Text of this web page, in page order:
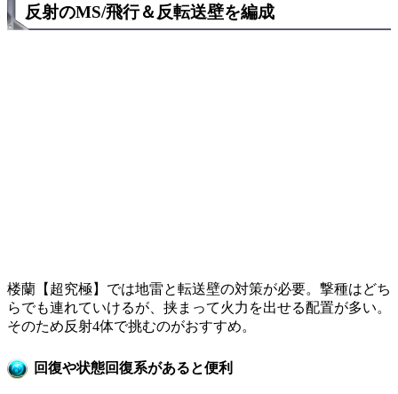
反射のMS/飛行＆反転送壁を編成
楼蘭【超究極】では地雷と転送壁の対策が必要。撃種はどち
らでも連れていけるが、挟まって火力を出せる配置が多い。
そのため反射4体で挑むのがおすすめ。
回復や状態回復系があると便利